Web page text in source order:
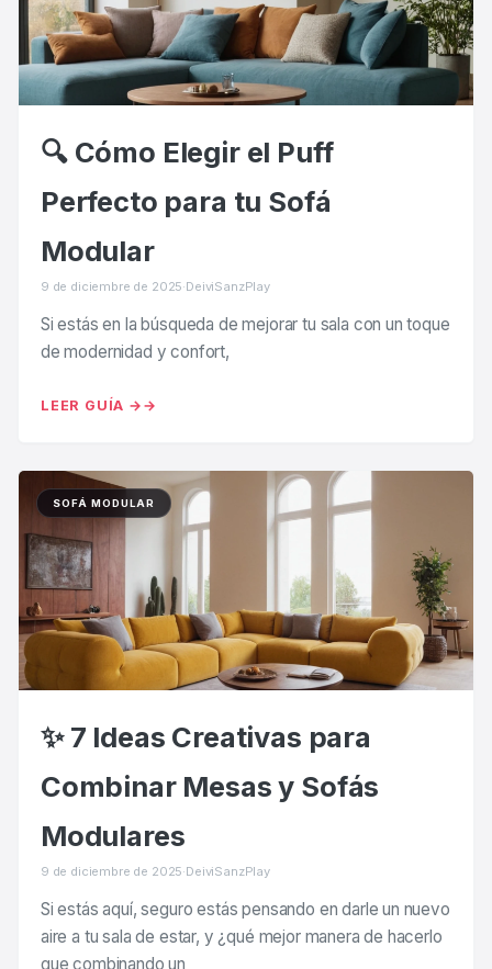
🔍 Cómo Elegir el Puff
Perfecto para tu Sofá
Modular
9 de diciembre de 2025·DeiviSanzPlay
Si estás en la búsqueda de mejorar tu sala con un toque
de modernidad y confort,
LEER GUÍA →
SOFÁ MODULAR
✨ 7 Ideas Creativas para
Combinar Mesas y Sofás
Modulares
9 de diciembre de 2025·DeiviSanzPlay
Si estás aquí, seguro estás pensando en darle un nuevo
aire a tu sala de estar, y ¿qué mejor manera de hacerlo
que combinando un